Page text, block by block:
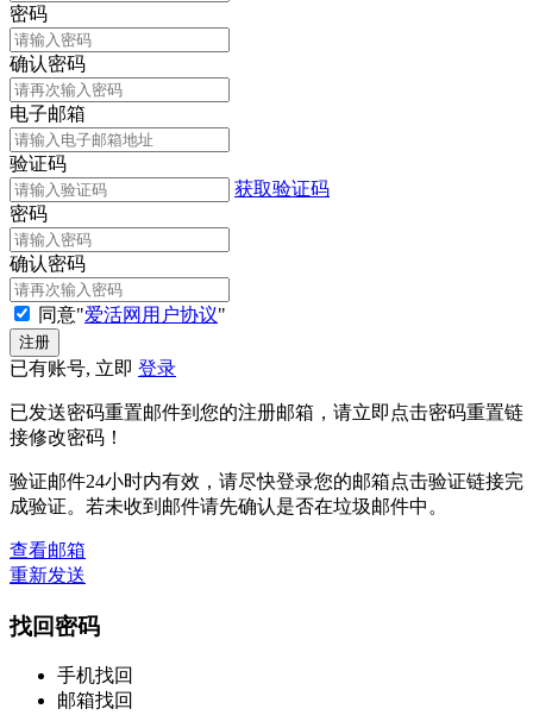
密码
确认密码
电子邮箱
验证码
获取验证码
密码
确认密码
同意"爱活网用户协议"
已有账号, 立即 登录
已发送密码重置邮件到您的注册邮箱，请立即点击密码重置链
接修改密码！
验证邮件24小时内有效，请尽快登录您的邮箱点击验证链接完
成验证。若未收到邮件请先确认是否在垃圾邮件中。
查看邮箱
重新发送
找回密码
手机找回
邮箱找回